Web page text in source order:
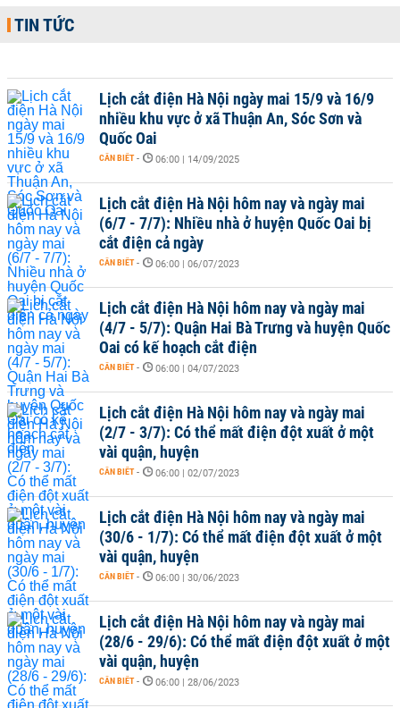
TIN TỨC
Lịch cắt điện Hà Nội ngày mai 15/9 và 16/9
nhiều khu vực ở xã Thuận An, Sóc Sơn và
Quốc Oai
CẦN BIẾT - 06:00 | 14/09/2025
Lịch cắt điện Hà Nội hôm nay và ngày mai
(6/7 - 7/7): Nhiều nhà ở huyện Quốc Oai bị
cắt điện cả ngày
CẦN BIẾT - 06:00 | 06/07/2023
Lịch cắt điện Hà Nội hôm nay và ngày mai
(4/7 - 5/7): Quận Hai Bà Trưng và huyện Quốc
Oai có kế hoạch cắt điện
CẦN BIẾT - 06:00 | 04/07/2023
Lịch cắt điện Hà Nội hôm nay và ngày mai
(2/7 - 3/7): Có thể mất điện đột xuất ở một
vài quận, huyện
CẦN BIẾT - 06:00 | 02/07/2023
Lịch cắt điện Hà Nội hôm nay và ngày mai
(30/6 - 1/7): Có thể mất điện đột xuất ở một
vài quận, huyện
CẦN BIẾT - 06:00 | 30/06/2023
Lịch cắt điện Hà Nội hôm nay và ngày mai
(28/6 - 29/6): Có thể mất điện đột xuất ở một
vài quận, huyện
CẦN BIẾT - 06:00 | 28/06/2023